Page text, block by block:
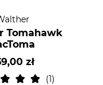
Tomahawk
zł
1